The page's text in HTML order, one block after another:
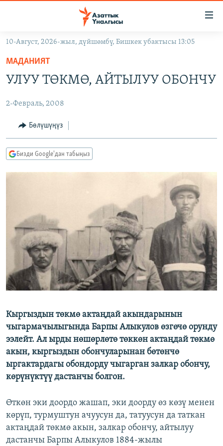
Навигацияга
өтүңүз
Издөөгө
салыңыз
САЯСАТ
ЭКОНОМИКА
ДҮЙНӨ
БОРБОР АЗИЯ
УКРАИНА
АТАЙЫН ИЛИКТӨӨ
БҮГҮН АЗАТТЫКТА
ДАНИСТЕ
ЭЖЕ-СИҢДИЛЕР
АЗАТТЫК+
ЫҢГАЙСЫЗ СУРООЛОР
ПОДКАСТ
ОНЛАЙН ШЕРИНЕ
10-Август, 2026-жыл, дүйшөмбү, Бишкек убактысы 13:05
МАДАНИЯТ
УЛУУ ТӨКМӨ, АЙТЫЛУУ ОБОНЧУ
2-Февраль, 2008
Бөлүшүңүз
Бизди Google'дан табыңыз
Кыргыздын төкмө актаңдай акындарынын
чыгармачылыгында Барпы Алыкулов өзгөчө орунду
ээлейт. Ал ырды нөшөрлөтө төккөн актаңдай төкмө
акын, кыргыздын обончуларынан бөтөнчө
ыргактардагы обондорду чыгарган залкар обончу,
көрүнүктүү дастанчы болгон.
Өткөн эки доордо жашап, эки доорду өз көзү менен
көрүп, турмуштун ачуусун да, татуусун да таткан
актаңдай төкмө акын, залкар обончу, айтылуу
дастанчы Барпы Алыкулов 1884-жылы